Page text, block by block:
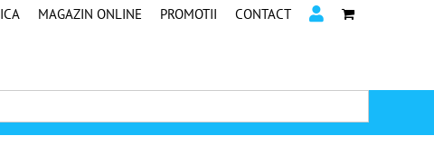
MAGAZIN ONLINE PROMOTII CONTACT